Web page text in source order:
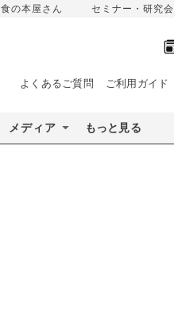
食の本屋さん セミナー・研究会
よくあるご質問 ご利用ガイド
メディア もっと見る